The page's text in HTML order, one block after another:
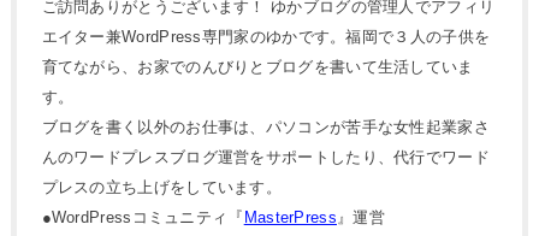
ご訪問ありがとうございます！ ゆかブログの管理人でアフィリ
エイター兼WordPress専門家のゆかです。福岡で３人の子供を
育てながら、お家でのんびりとブログを書いて生活していま
す。
ブログを書く以外のお仕事は、パソコンが苦手な女性起業家さ
んのワードプレスブログ運営をサポートしたり、代行でワード
プレスの立ち上げをしています。
●WordPressコミュニティ『 MasterPress 』運営